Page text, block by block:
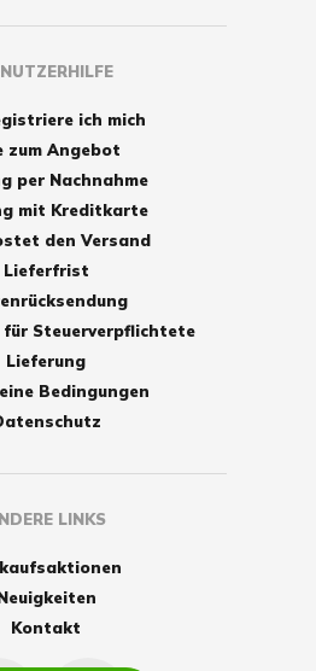
ich mich
zum Angebot
per Nachnahme
mit Kreditkarte
den Versand
Lieferfrist
für Steuerverpflichtete
Lieferung
Bedingungen
LINKS
Kontakt